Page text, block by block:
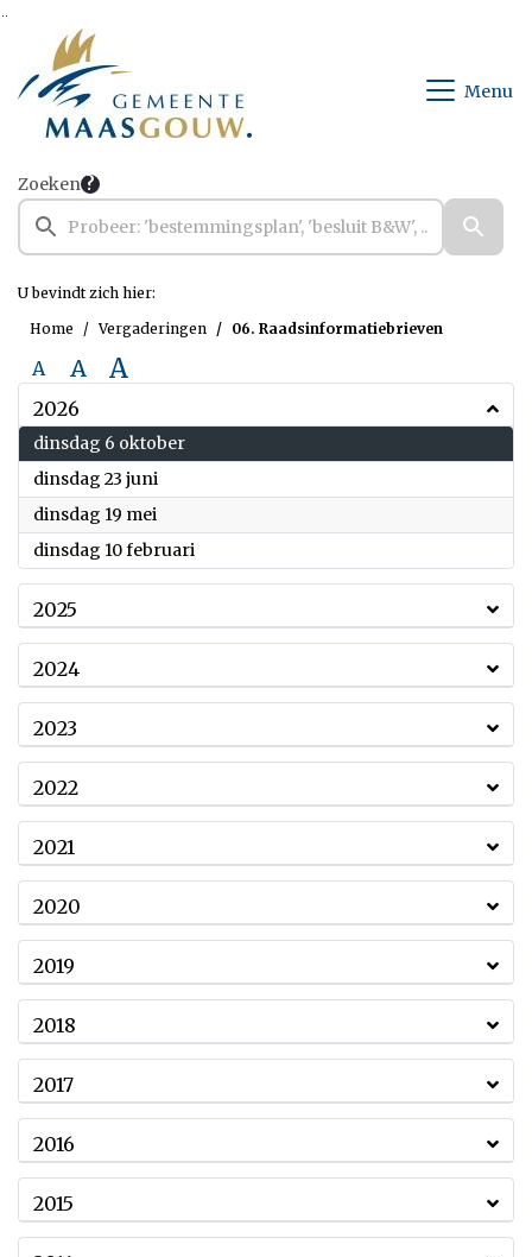
Ga naar de inhoud van deze pagina
Ga naar het zoeken
Ga naar het menu
Menu
Zoeken
U bevindt zich hier:
Home
Vergaderingen 06. Raadsinformatiebrieven
A A A
2026
dinsdag 6 oktober2026
dinsdag 23 juni
dinsdag 19 mei
dinsdag 10 februari
2025
2024
2023
2022
2021
2020
2019
2018
2017
2016
2015